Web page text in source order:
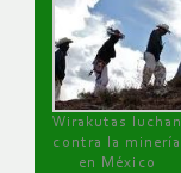
Wirakutas luchan
contra la minería
en México